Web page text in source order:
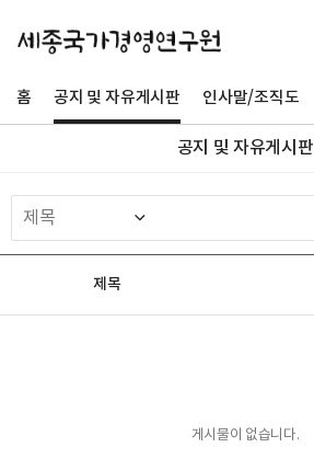
홈 공지 및 자유게시판 인사말/조직도
공지 및 자유게시판
제목
게시물이 없습니다.